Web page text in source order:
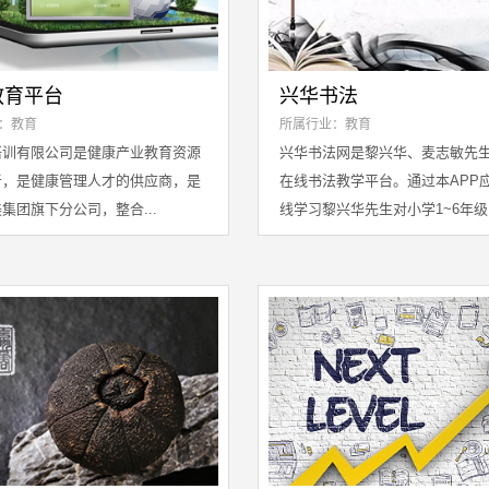
平台
教育
有限公司是健康产业教育资源
是健康管理人才的供应商，是
团旗下分公司，整合...
兴华书法
所属行业：教育
兴华书法网是黎兴华、麦志敏先
在线书法教学平台。通过本APP
线学习黎兴华先生对小学1~6年